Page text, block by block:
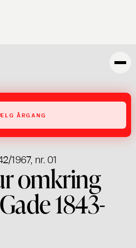
ÅRGANG
1967, nr. 01
omkring
1843-